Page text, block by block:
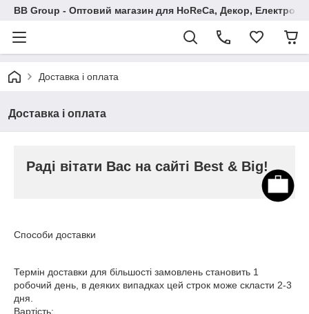
BB Group - Оптовий магазин для HoReCa, Декор,
Доставка і оплата
Доставка і оплата
Раді вітати Вас на сайті Best & Big!
Способи доставки
Термін доставки для більшості замовлень становить 1
робочий день, в деяких випадках цей строк може скласти 2-3
дня.
Вартість: